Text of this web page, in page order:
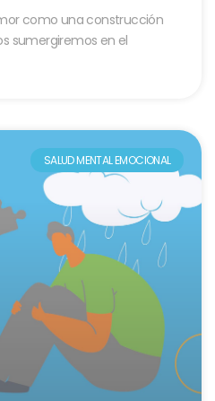
como una construcción
sumergiremos en el
SALUD MENTAL EMOCIONAL